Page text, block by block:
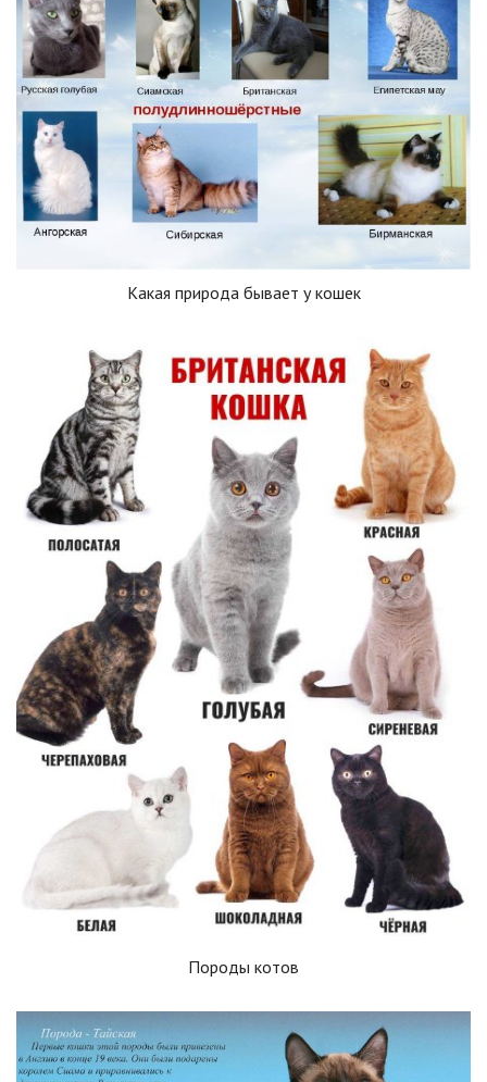
Какая природа бывает у кошек
Породы котов